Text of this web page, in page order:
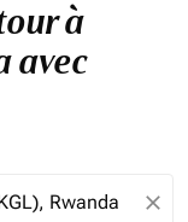
à
avec
close